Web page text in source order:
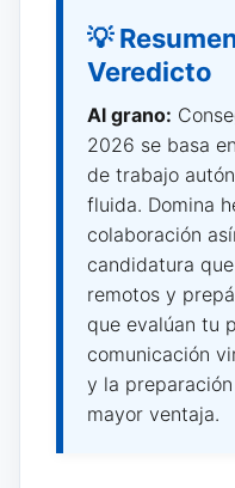
💡
Veredicto
Al grano:
2026 se basa
de trabajo
fluida. Domina
colaboración
candidatura
remotos y
que evalúan tu
comunicación
y la
mayor ventaja.